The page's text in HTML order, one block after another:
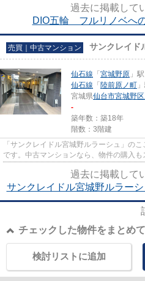
過去に掲載して
DIO五輪 フルリノベへ
売買｜中古マンション サンクレイド
仙石線 「 宮城野原 」
仙石線 「 陸前原ノ町
宮城県仙台市宮城野区
-
築年数：築18年
階数：3階建
「サンクレイドル宮城野ルラーシュ」の
です。中古マンションなら、物件の購入
過去に掲載して
サンクレイドル宮城野ルラー
チェックした物件をまとめて
検討リストに追加